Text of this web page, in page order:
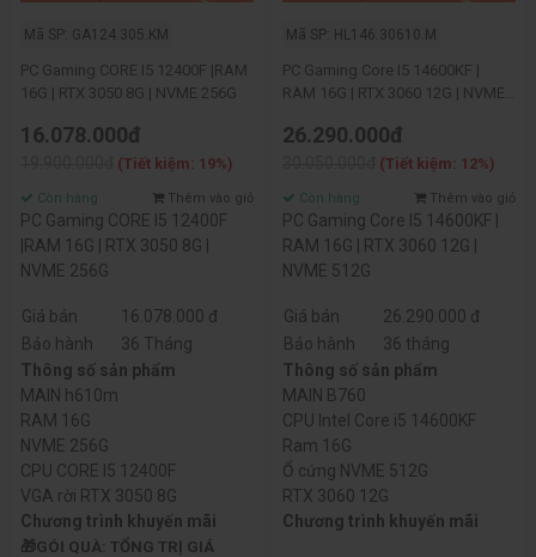
Mã SP: GA124.305.KM
PC Gaming CORE I5 12400F |RAM
16G | RTX 3050 8G | NVME 256G
16.078.000đ
(Tiết kiệm: 19%)
Còn hàng Thêm vào giỏ
PC Gaming CORE I5 12400F
|RAM 16G | RTX 3050 8G |
NVME 256G
Giá bán
16.078.000 đ
Bảo hành
36 Tháng
Thông số sản phẩm
MAIN h610m
RAM 16G
NVME 256G
CPU CORE I5 12400F
VGA rời RTX 3050 8G
Chương trình khuyến mãi
🎁GÓI QUÀ: TỔNG TRỊ GIÁ
Mã SP: HL146.30610.M
PC Gaming Core I5 14600KF |
RAM 16G | RTX 3060 12G | NVME
26.290.000đ
(Tiết kiệm: 12%)
Còn hàng Thêm vào giỏ
PC Gaming Core I5 14600KF |
RAM 16G | RTX 3060 12G |
NVME 512G
Giá bán
26.290.000 đ
Bảo hành
36 tháng
Thông số sản phẩm
MAIN B760
CPU Intel Core i5 14600KF
Ram 16G
Ổ cứng NVME 512G
RTX 3060 12G
Chương trình khuyến mãi